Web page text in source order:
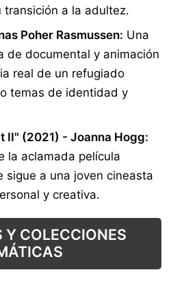
a la adultez.
Poher Rasmussen: Una
de documental y animación
real de un refugiado
temas de identidad y
II" (2021) - Joanna Hogg:
la aclamada película
sigue a una joven cineasta
y creativa.
Y COLECCIONES